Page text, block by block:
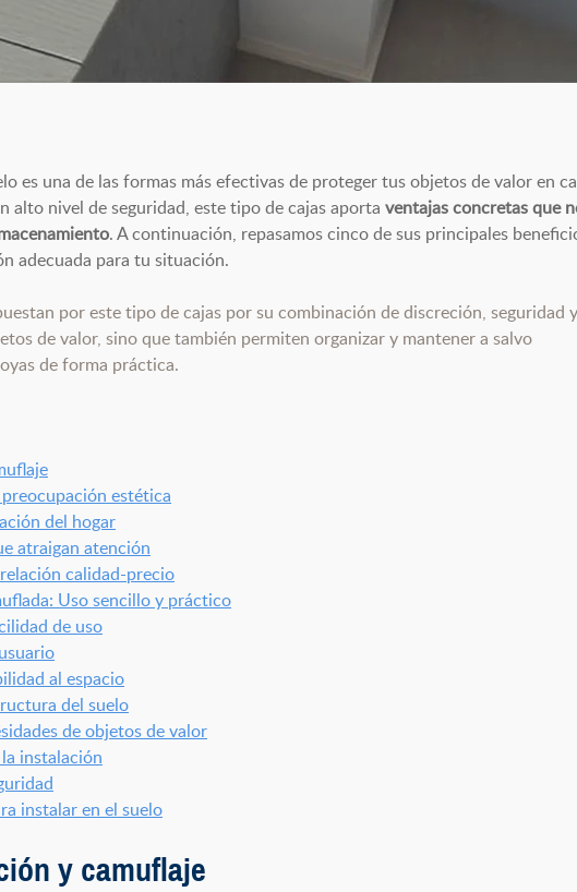
es una de las formas más efectivas de proteger tus objetos de valor en
alto nivel de seguridad, este tipo de cajas aporta ventajas concretas que
. A continuación, repasamos cinco de sus principales
adecuada para tu situación.
por este tipo de cajas por su combinación de discreción, seguridad y
de valor, sino que también permiten organizar y mantener a salvo
de forma práctica.
estética
del hogar
atraigan atención
calidad-precio
Uso sencillo y práctico
de uso
al espacio
del suelo
de objetos de valor
instalación
instalar en el suelo
y camuflaje